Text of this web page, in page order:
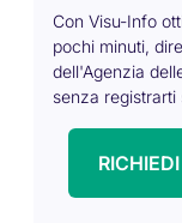
Con Visu-Info
pochi minuti,
dell'Agenzia
senza registrarti